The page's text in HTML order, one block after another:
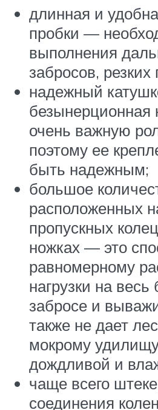
длинная и
пробки —
выполнения
забросов, резких
надежный
безынерционная
очень важную
поэтому ее
быть надежным;
большое
расположенных
пропускных
ножках — это
равномерному
нагрузки на весь
забросе и
также не дает
мокрому
дождливой и
чаще всего
соединения